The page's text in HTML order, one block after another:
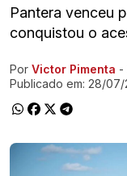
Pantera venceu
conquistou o
Ir direto pra matéria
Por Victor Pimenta -
Publicado em: 28/07/